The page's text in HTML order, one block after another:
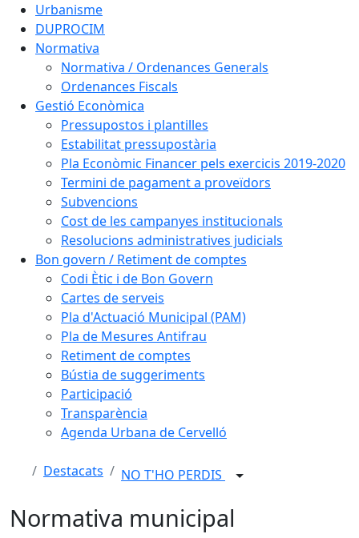
Urbanisme
DUPROCIM
Normativa
Normativa / Ordenances Generals
Ordenances Fiscals
Gestió Econòmica
Pressupostos i plantilles
Estabilitat pressupostària
Pla Econòmic Financer pels exercicis 2019-2020
Termini de pagament a proveïdors
Subvencions
Cost de les campanyes institucionals
Resolucions administratives judicials
Bon govern / Retiment de comptes
Codi Ètic i de Bon Govern
Cartes de serveis
Pla d'Actuació Municipal (PAM)
Pla de Mesures Antifrau
Retiment de comptes
Bústia de suggeriments
Participació
Transparència
Agenda Urbana de Cervelló
Destacats NO T'HO PERDIS
Normativa municipal